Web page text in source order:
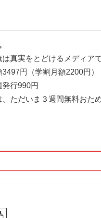
真実をとどけるメディアで
円（学割月額2200円）
発行990円
、ただいま３週間無料おた